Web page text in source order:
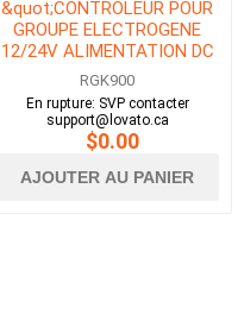
&quot;CONTROLEUR POUR
GROUPE ELECTROGENE
12/24V ALIMENTATION DC
AVEC RS485, PORT
CANBUS ET OPTIQUE&quot;
RGK900
En rupture: SVP contacter
support@lovato.ca
$0.00
AJOUTER AU PANIER